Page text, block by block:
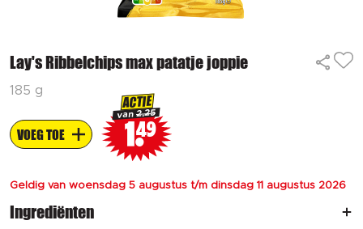
Lay's Ribbelchips max patatje joppie
185 g
VOEG TOE
ACTIE
van2.25
1 49
Geldig van woensdag 5 augustus t/m dinsdag 11 augustus 2026
Ingrediënten